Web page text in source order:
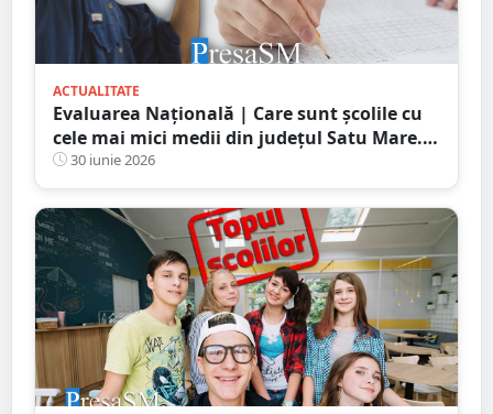
ACTUALITATE
Evaluarea Națională | Care sunt școlile cu
cele mai mici medii din județul Satu Mare.
Rezultatele arată decalaje importante între
unitățile de învățământ
30 iunie 2026